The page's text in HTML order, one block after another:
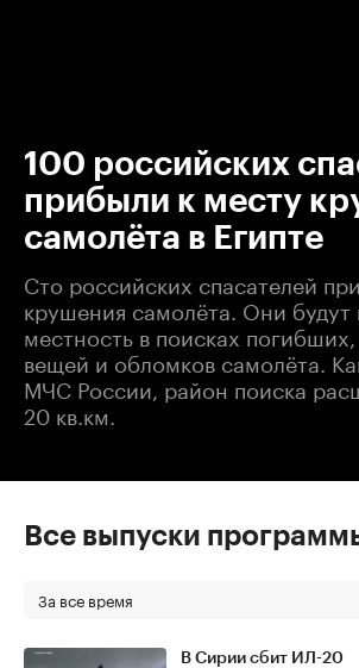
100 российских
прибыли к месту
самолёта в Египте
Сто российских спасателей
крушения самолёта. Они будут
местность в поисках
вещей и обломков самолёта.
МЧС России, район поиска
20 кв.км.
Все выпуски
За все время
В Сирии сбит ИЛ-20